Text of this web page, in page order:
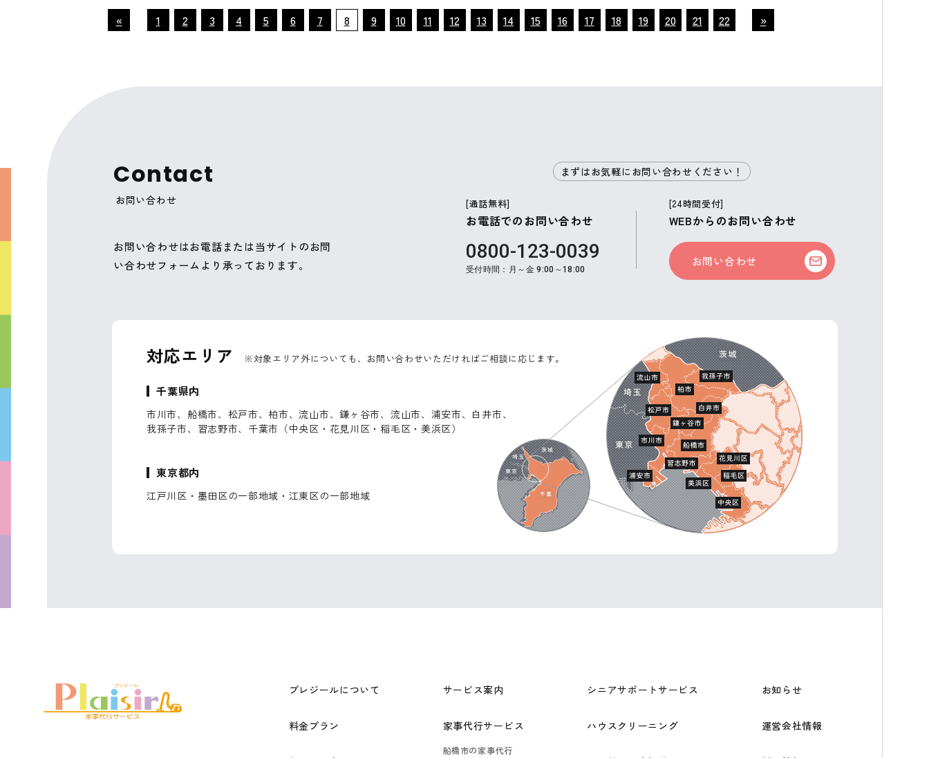
« 1 2 3 4 5 6 7 8 9 10 11 12 13 14 15 16 17 18 19 20 21 22 »
Contact
お問い合わせ
お問い合わせはお電話または当サイトのお問
い合わせフォームより承っております。
まずはお気軽にお問い合わせください！
[通話無料]
お電話でのお問い合わせ
0800-123-0039
受付時間：月～金 9:00～18:00
[24時間受付]
WEBからのお問い合わせ
お問い合わせ
対応エリア ※対象エリア外についても、お問い合わせいただければご相談に応じます。
千葉県内
市川市、船橋市、松戸市、柏市、流山市、鎌ヶ谷市、流山市、浦安市、白井市、
我孫子市、習志野市、千葉市（中央区・花見川区・稲毛区・美浜区）
東京都内
江戸川区・墨田区の一部地域・江東区の一部地域
プレジールについて
料金プラン
サービス案内
家事代行サービス
船橋市の家事代行
シニアサポートサービス
ハウスクリーニング
お知らせ
運営会社情報